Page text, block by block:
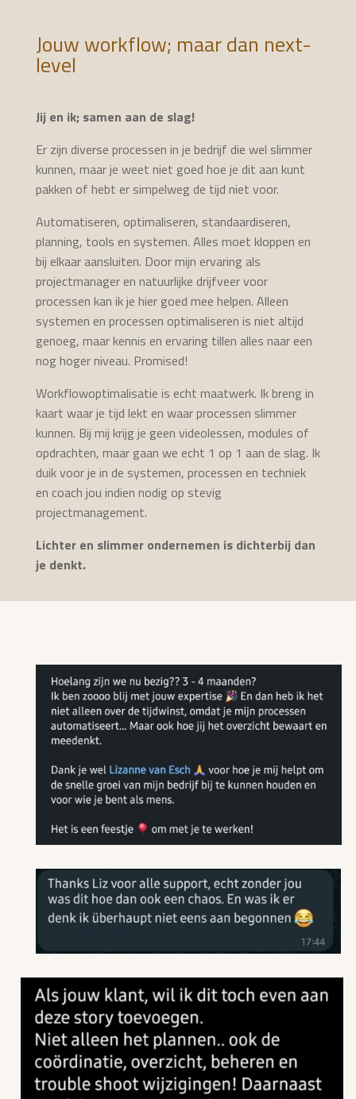
Jouw workflow; maar dan next-
level
Jij en ik; samen aan de slag!
Er zijn diverse processen in je bedrijf die wel slimmer
kunnen, maar je weet niet goed hoe je dit aan kunt
pakken of hebt er simpelweg de tijd niet voor.
Automatiseren, optimaliseren, standaardiseren,
planning, tools en systemen. Alles moet kloppen en
bij elkaar aansluiten. Door mijn ervaring als
projectmanager en natuurlijke drijfveer voor
processen kan ik je hier goed mee helpen. Alleen
systemen en processen optimaliseren is niet altijd
genoeg, maar kennis en ervaring tillen alles naar een
nog hoger niveau. Promised!
Workflowoptimalisatie is echt maatwerk. Ik breng in
kaart waar je tijd lekt en waar processen slimmer
kunnen. Bij mij krijg je geen videolessen, modules of
opdrachten, maar gaan we echt 1 op 1 aan de slag. Ik
duik voor je in de systemen, processen en techniek
en coach jou indien nodig op stevig
projectmanagement.
Lichter en slimmer ondernemen is dichterbij dan
je denkt.